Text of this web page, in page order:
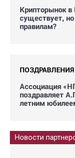
Крипторынок
существует,
правилам?
ПОЗДРАВЛЕНИЯ
Ассоциация
поздравляет
летним
Новости